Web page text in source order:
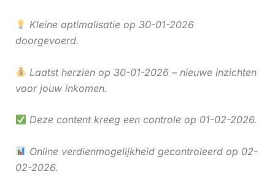
Kleine optimalisatie op 30-01-2026
doorgevoerd.
Laatst herzien op 30-01-2026 – nieuwe inzichten
voor jouw inkomen.
Deze content kreeg een controle op 01-02-2026.
Online verdienmogelijkheid gecontroleerd op 02-
02-2026.